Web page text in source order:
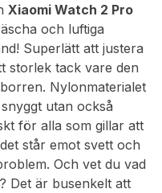
Xiaomi Watch 2 Pro
och luftiga
Superlätt att justera
storlek tack vare den
Nylonmaterialet
utan också
för alla som gillar att
står emot svett och
Och vet du vad
Det är busenkelt att